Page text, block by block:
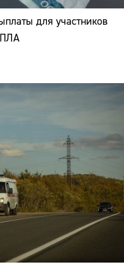
для участников